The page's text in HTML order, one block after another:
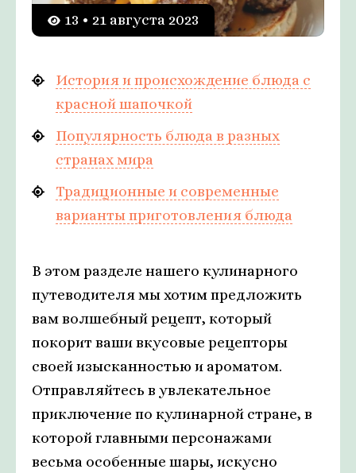
13 • 21 августа 2023
История и происхождение блюда с
красной шапочкой
Популярность блюда в разных
странах мира
Традиционные и современные
варианты приготовления блюда
В этом разделе нашего кулинарного
путеводителя мы хотим предложить
вам волшебный рецепт, который
покорит ваши вкусовые рецепторы
своей изысканностью и ароматом.
Отправляйтесь в увлекательное
приключение по кулинарной стране, в
которой главными персонажами
весьма особенные шары, искусно